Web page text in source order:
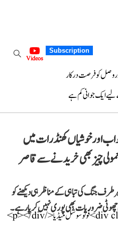
Subscription
Videos
وصل کو فرصت درکار
ایک جوانی کم ہے
اور خوشیاں کھنڈرات میں
چیز بھی خریدنے سے قاصر
طرف جنگ کی تباہی کے مناظر ہی دیکھنے کو
ضروریات بھی پوری نہیں کر پا رہے۔